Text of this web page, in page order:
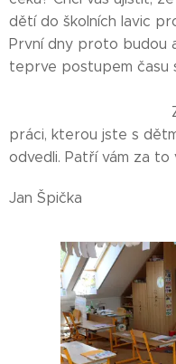
dětí do školních lavic
První dny proto budou
teprve postupem času
Zároveň
práci, kterou jste s
odvedli. Patří vám za to
Jan Špička